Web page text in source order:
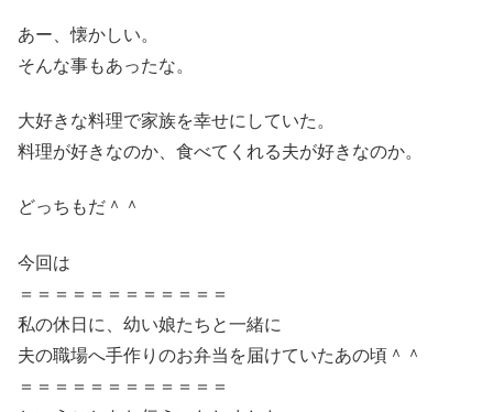
あー、懐かしい。
そんな事もあったな。
大好きな料理で家族を幸せにしていた。
料理が好きなのか、食べてくれる夫が好きなのか。
どっちもだ＾＾
今回は
＝＝＝＝＝＝＝＝＝＝＝＝
私の休日に、幼い娘たちと一緒に
夫の職場へ手作りのお弁当を届けていたあの頃＾＾
＝＝＝＝＝＝＝＝＝＝＝＝